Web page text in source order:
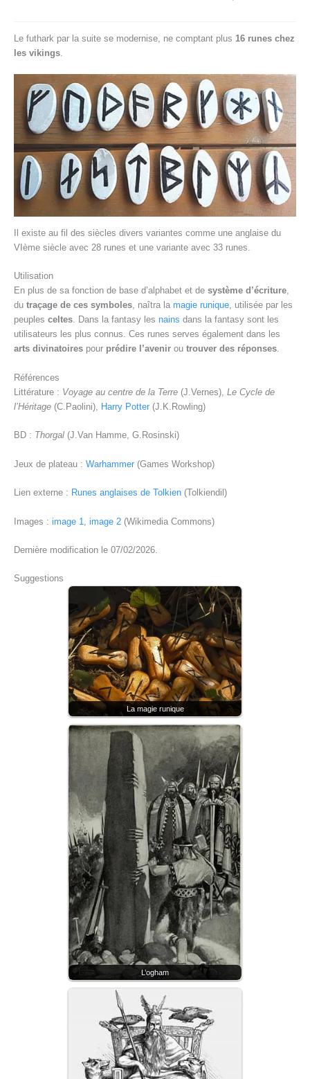
Le futhark par la suite se modernise, ne comptant plus 16 runes chez
les vikings
Il existe au fil des siècles divers variantes comme une anglaise du
VIème siècle avec 28 runes et une variante avec 33 runes.
Utilisation
En plus de sa fonction de base d’alphabet et de système d’écriture,
du traçage de ces symboles, naîtra la magie runique, utilisée par les
peuples celtes. Dans la fantasy les nains dans la fantasy sont les
utilisateurs les plus connus. Ces runes serves également dans les
arts divinatoires pour prédire l’avenir ou trouver des réponses.
Références
Littérature : Voyage au centre de la Terre (J.Vernes), Le Cycle de
l’Héritage (C.Paolini), Harry Potter (J.K.Rowling)
BD : Thorgal (J.Van Hamme, G.Rosinski)
Jeux de plateau : Warhammer (Games Workshop)
Lien externe : Runes anglaises de Tolkien (Tolkiendil)
Images : image 1 image 2 (Wikimedia Commons)
Dernière modification le 07/02/2026.
Suggestions
La magie runique
L’ogham